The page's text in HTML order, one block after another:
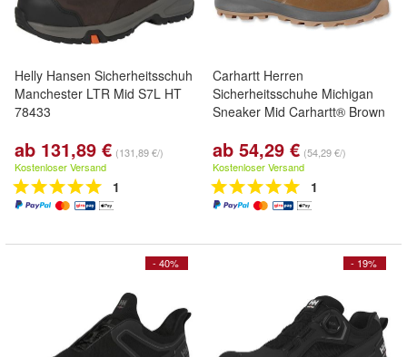
Helly Hansen Sicherheitsschuh
Manchester LTR Mid S7L HT
78433
ab 131,89 € (131,89 €/)
Kostenloser Versand
1
Carhartt Herren
Sicherheitsschuhe Michigan
Sneaker Mid Carhartt® Brown
ab 54,29 € (54,29 €/)
Kostenloser Versand
1
- 40% - 19%